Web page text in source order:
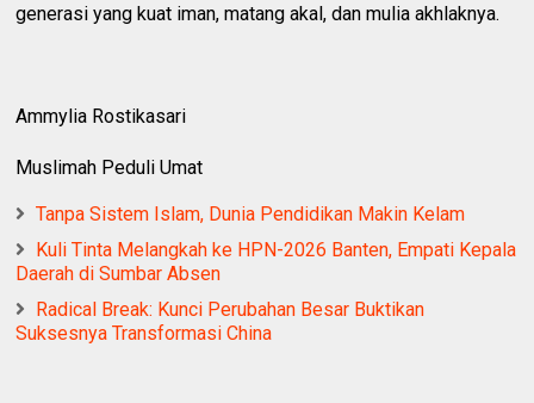
generasi yang kuat iman, matang akal, dan mulia akhlaknya.
Ammylia Rostikasari
Muslimah Peduli Umat
Tanpa Sistem Islam, Dunia Pendidikan Makin Kelam
Kuli Tinta Melangkah ke HPN-2026 Banten, Empati Kepala
Daerah di Sumbar Absen
Radical Break: Kunci Perubahan Besar Buktikan
Suksesnya Transformasi China